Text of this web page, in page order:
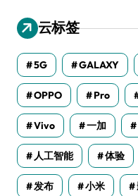
云标签
5G GALAXY
OPPO Pro
Vivo 一加
人工智能 体验
发布 小米